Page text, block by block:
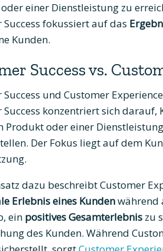
einer Dienstleistung zu
Success fokussiert auf das
Kunden.
Success vs.
Success und Customer
Success konzentriert sich
Produkt oder einer
Der Fokus liegt auf dem
dazu beschreibt Customer
Erlebnis eines Kundenwährend
ein positives Gesamterlebnis zu
des Kunden. Während